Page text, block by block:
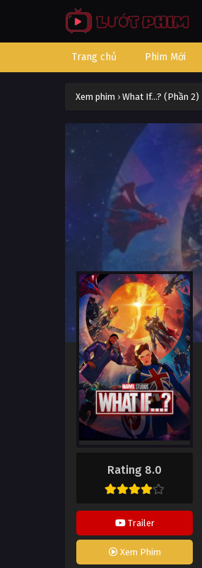
Trang chủ Phim Mới
Xem phim › What If...? (Phần 2)
Rating 8.0
Trailer
Xem Phim